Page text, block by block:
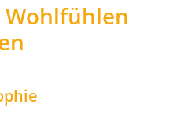
Wohlfühlen